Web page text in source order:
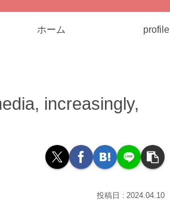
ホーム profile
increasingly,
2024.04.10